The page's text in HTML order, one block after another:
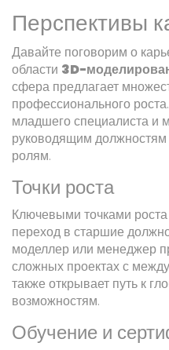
Перспективы
Давайте поговорим о
области 3D-
сфера предлагает
профессионального
младшего специалиста и
руководящим
ролям.
Точки роста
Ключевыми точками роста
переход в старшие
моделлер или менеджер
сложных проектах с
также открывает путь к
возможностям.
Обучение и